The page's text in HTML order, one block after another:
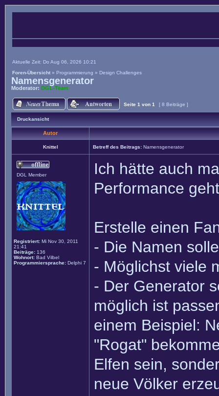
Aktuelle Zeit: Do Aug 06, 2026 10:21
Foren-Übersicht » Programmierung » Design Challenges
Namensgenerator
Moderator: DGL-Team
Seite 1 von 1 [ 8 Beiträge ]
Druckansicht
Autor
Knittel Betreff des Beitrags: Namensgenerator
DGL Member
Registriert: Mi Nov 30, 2011
21:41
Beiträge: 136
Wohnort: Bad Vilbel
Programmiersprache: Delphi 7
Ich hätte auch
Performance
Erstelle einen
- Die Namen
- Möglichst viele
- Der Generator
möglich ist
einem Beispiel:
"Rogat"
Elfen sein,
neue Völker